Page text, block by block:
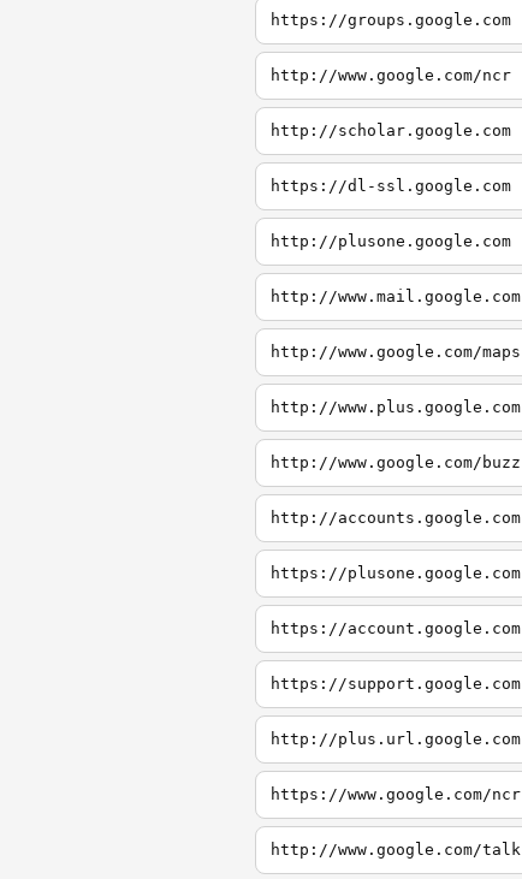
https://groups.google.com
http://www.google.com/ncr
http://scholar.google.com
https://dl-ssl.google.com
http://plusone.google.com
http://www.mail.google.com
http://www.google.com/maps
http://www.plus.google.com
http://www.google.com/buzz
http://accounts.google.com
https://plusone.google.com
https://account.google.com
https://support.google.com
http://plus.url.google.com
https://www.google.com/ncr
http://www.google.com/talk